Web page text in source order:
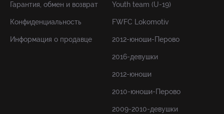
Гарантия, обмен и возврат
Конфиденциальность
Информация о продавце
Youth team (U-19)
FWFC Lokomotiv
2012-юноши-Перово
2016-девушки
2012-юноши
2010-юноши-Перово
2009-2010-девушки